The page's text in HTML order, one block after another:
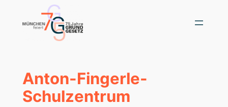
Inhalt
Anton-Fingerle-
Schulzentrum